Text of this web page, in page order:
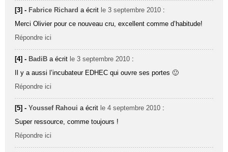
[3] - Fabrice Richard a écrit le 3 septembre 2010 :
Merci Olivier pour ce nouveau cru, excellent comme d’habitude!
Répondre ici
[4] - BadiB a écrit le 3 septembre 2010 :
Il y a aussi l’incubateur EDHEC qui ouvre ses portes 🙂
Répondre ici
[5] -Youssef Rahoui a écrit le 4 septembre 2010 :
Super ressource, comme toujours !
Répondre ici